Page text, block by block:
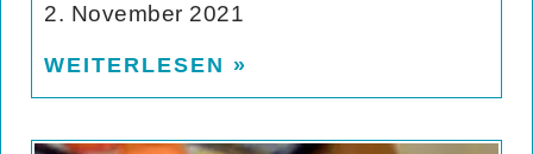
2. November 2021
WEITERLESEN »